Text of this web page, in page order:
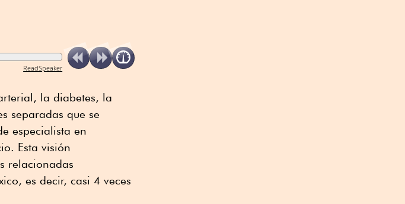
ReadSpeaker
la diabetes, la
separadas que se
especialista en
Esta visión
relacionadas
es decir, casi 4 veces